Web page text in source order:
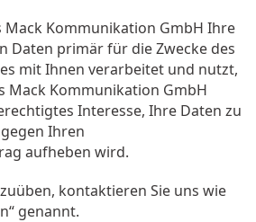
Mack Kommunikation GmbH Ihre
Daten primär für die Zwecke des
mit Ihnen verarbeitet und nutzt,
Mack Kommunikation GmbH
Interesse, Ihre Daten zu
Ihren
aufheben wird.
kontaktieren Sie uns wie
genannt.